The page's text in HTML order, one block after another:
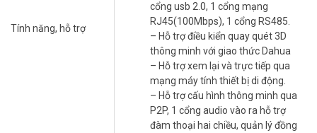
Đặt hàng ngay DAHUA DH-XVR4216AN-I mới nhất, xin vui lòng liên
hệ HOTLINE1900.9259
để được hỗ trợ chu đáo. Tham khảo thêm
Facebook Vuhoangtelecom
Tính năng, hỗ trợ
cổng usb 2.0, 1 cổng mạng
RJ45(100Mbps), 1 cổng RS485.
– Hỗ trợ điều kiển quay quét 3D
thông minh với giao thức Dahua
– Hỗ trợ xem lại và trực tiếp qua
mạng máy tính thiết bị di động.
– Hỗ trợ cấu hình thông minh qua
P2P, 1 cổng audio vào ra hỗ trợ
đàm thoại hai chiều, quản lý đồng